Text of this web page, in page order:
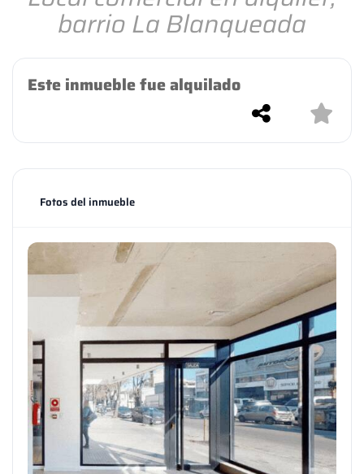
barrio La Blanqueada
Este inmueble fue alquilado
Fotos del inmueble